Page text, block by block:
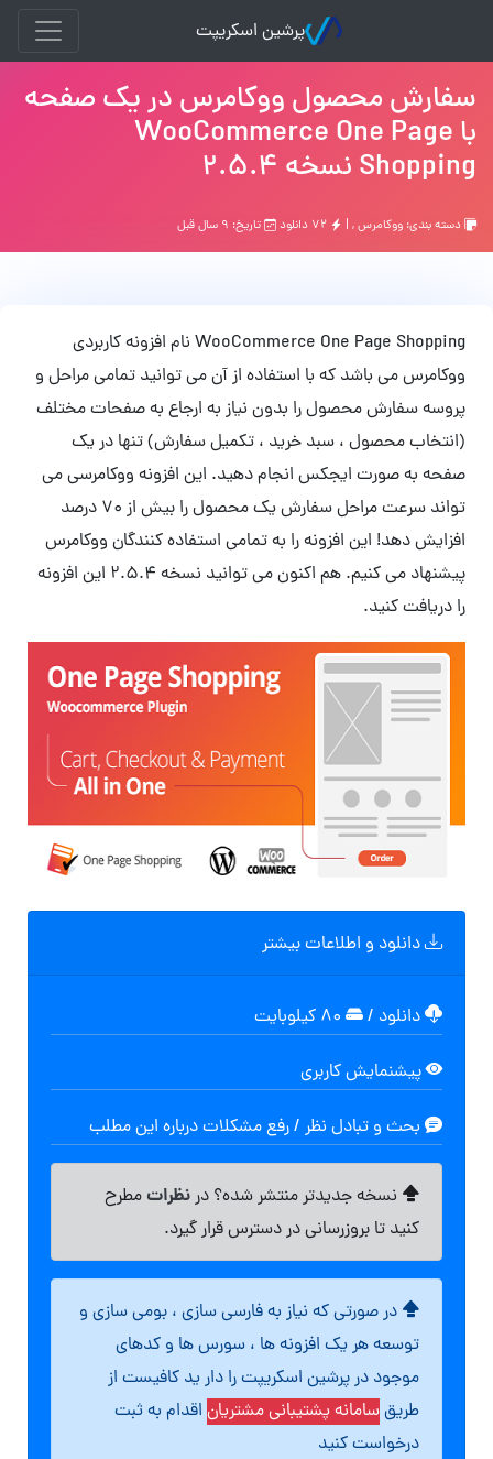
پرشین اسکریپت
سفارش محصول ووکامرس در یک صفحه
با WooCommerce One Page
Shopping نسخه 2.5.4
دسته بندی: ووکامرس, | تاریخ: ۹ سال قبل
WooCommerce One Page Shopping نام افزونه کاربردی
ووکامرس می باشد که با استفاده از آن می توانید تمامی مراحل و
پروسه سفارش محصول را بدون نیاز به ارجاع به صفحات مختلف
(انتخاب محصول ، سبد خرید ، تکمیل سفارش) تنها در یک
صفحه به صورت ایجکس انجام دهید. این افزونه ووکامرسی می
تواند سرعت مراحل سفارش یک محصول را بیش از 70 درصد
افزایش دهد! این افزونه را به تمامی استفاده کنندگان ووکامرس
پیشنهاد می کنیم. هم اکنون می توانید نسخه 2.5.4 این افزونه
را دریافت کنید.
دانلود و اطلاعات بیشتر
دانلود /
پیشنمایش کاربری
بحث و تبادل نظر / رفع مشکلات درباره این مطلب
نسخه جدیدتر منتشر شده؟ درنظراتمطرح
کنید تا بروزرسانی در دسترس قرار گیرد.
در صورتی که نیاز به فارسی سازی ، بومی سازی و
توسعه هر یک افزونه ها ، سورس ها و کدهای
موجود در پرشین اسکریپت را دار ید کافیست از
طریقسامانه پشتیبانی مشتریان اقدام به ثبت
درخواست کنید